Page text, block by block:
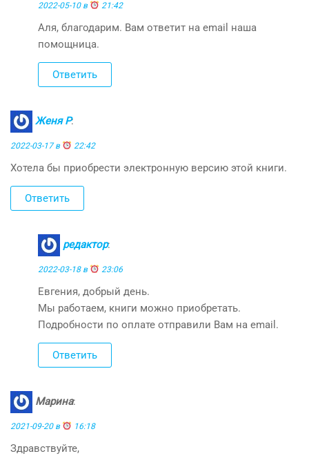
2022-05-10 в 21:42
Аля, благодарим. Вам ответит на email наша
помощница.
Ответить
Женя Р:
2022-03-17 в 22:42
Хотела бы приобрести электронную версию этой книги.
Ответить
редактор:
2022-03-18 в 23:06
Евгения, добрый день.
Мы работаем, книги можно приобретать.
Подробности по оплате отправили Вам на email.
Ответить
Марина:
2021-09-20 в 16:18
Здравствуйте,